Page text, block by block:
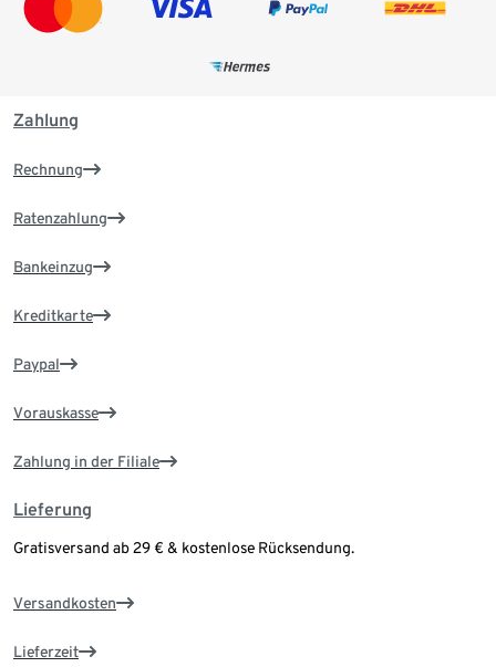
Zahlung
Rechnung
Ratenzahlung
Bankeinzug
Kreditkarte
Paypal
Vorauskasse
Zahlung in der Filiale
Lieferung
Gratisversand ab 29 € & kostenlose Rücksendung.
Versandkosten
Lieferzeit